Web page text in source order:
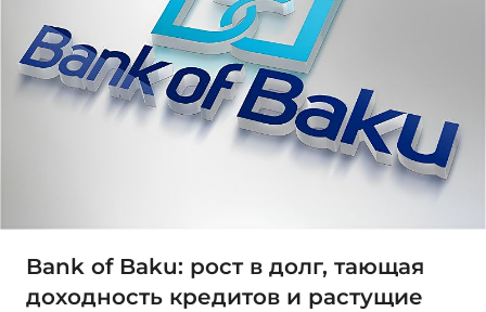
Bank of Baku: рост в долг, тающая
доходность кредитов и растущие